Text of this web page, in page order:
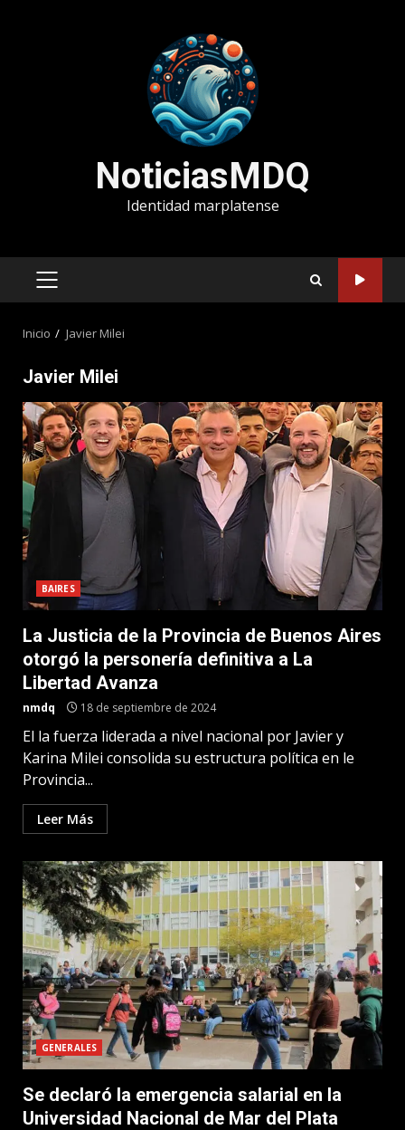
NoticiasMDQ
Identidad marplatense
MENÚ
Inicio Javier Milei
Javier Milei
BAIRES
La Justicia de la Provincia de Buenos Aires
otorgó la personería definitiva a La
Libertad Avanza
nmdq 18 de septiembre de 2024
El la fuerza liderada a nivel nacional por Javier y
Karina Milei consolida su estructura política en le
Provincia...
Leer Más
GENERALES
Se declaró la emergencia salarial en la
Universidad Nacional de Mar del Plata